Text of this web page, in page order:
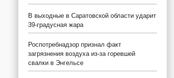
В выходные в Саратовской области ударит
39-градусная жара
Роспотребнадзор признал факт
загрязнения воздуха из-за горевшей
свалки в Энгельсе